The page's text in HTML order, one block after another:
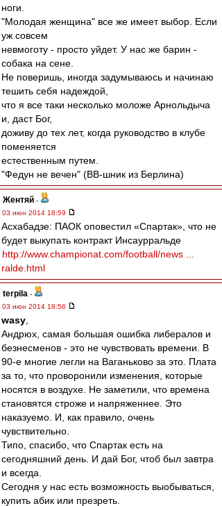
ноги.
"Молодая женщина" все же имеет выбор. Если
уж совсем
невмоготу - просто уйдет. У нас же барин -
собака на сене.
Не поверишь, иногда задумываюсь и начинаю
тешить себя надеждой,
что я все таки несколько моложе Арнольдыча
и, даст Бог,
доживу до тех лет, когда руководство в клубе
поменяется
естественным путем.
"Федун не вечен" (ВВ-шник из Берлина)
Жентяй -
03 июн 2014 18:59
Асхабадзе: ПАОК оповестил «Спартак», что не
будет выкупать контракт Инсаурральде
http://www.championat.com/football/news ...
ralde.html
terpila -
03 июн 2014 18:56
wasy
Андрюх, самая большая ошибка либералов и
безнесменов - это не чувствовать времени. В
90-е многие легли на Ваганьково за это. Плата
за то, что проворонили изменения, которые
носятся в воздухе. Не заметили, что времена
становятся строже и напряженнее. Это
наказуемо. И, как правило, очень
чувствительно.
Типо, спасибо, что Спартак есть на
сегодняшний день. И дай Бог, чтоб был завтра
и всегда.
Сегодня у нас есть возможность выобываться,
купить абик или презреть.